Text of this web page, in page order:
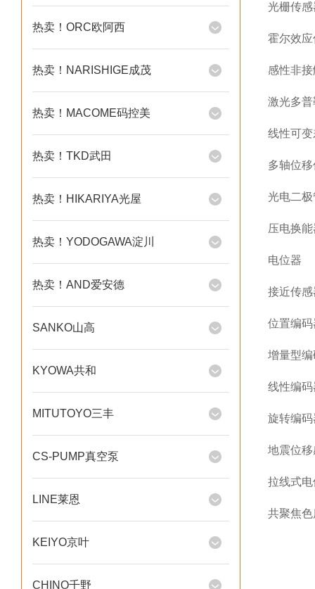
热卖！ORC欧阿西
热卖！NARISHIGE成茂
热卖！MACOME码控美
热卖！TKD武田
热卖！HIKARIYA光屋
热卖！YODOGAWA淀川
热卖！AND爱安德
SANKO山高
KYOWA共和
MITUTOYO三丰
CS-PUMP真空泵
LINE莱恩
KEIYO京叶
CHINO千野
光栅传感
霍尔效
感性非
激光多
线性可
多轴位
光电二
压电换能
电位器
接近传
位置编
增量型
线性编码
旋转编
地震位
拉线式电
共聚焦